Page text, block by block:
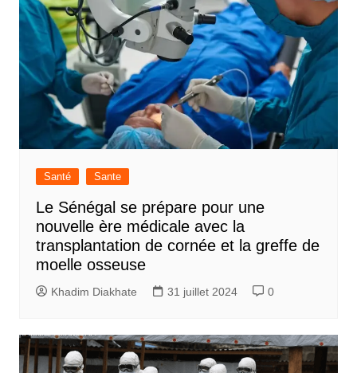
Santé Sante
Le Sénégal se prépare pour une
nouvelle ère médicale avec la
transplantation de cornée et la greffe de
moelle osseuse
Khadim Diakhate 31 juillet 2024 0